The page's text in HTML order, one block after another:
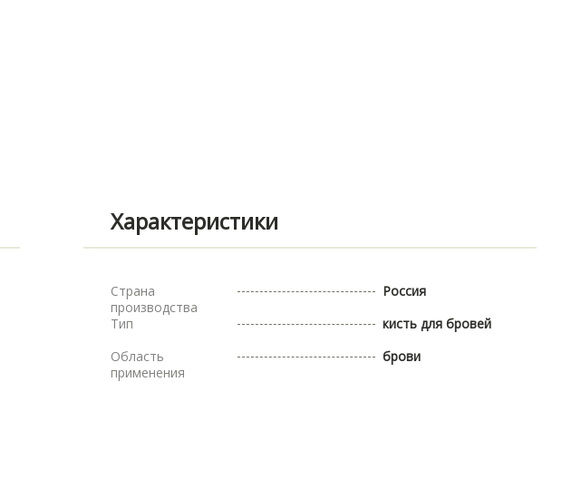
Характеристики
Страна
производства
Россия
Тип
кисть для бровей
Область
применения
брови